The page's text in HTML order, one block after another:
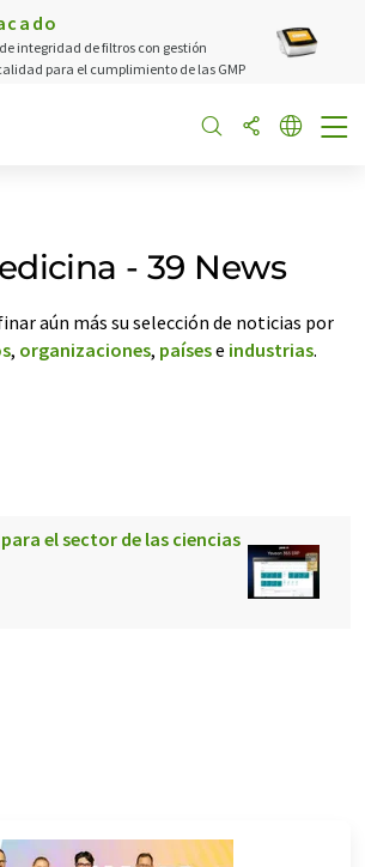
integridad de filtros con gestión
para el cumplimiento de las GMP
- 39 News
aún más su selección de noticias por
, organizaciones, paísese industrias.
el sector de las ciencias